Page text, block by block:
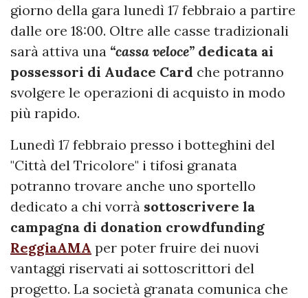
giorno della gara lunedì 17 febbraio a partire
dalle ore 18:00. Oltre alle casse tradizionali
sarà attiva una “cassa veloce” dedicata ai
possessori di Audace Card che potranno
svolgere le operazioni di acquisto in modo
più rapido.
Lunedì 17 febbraio presso i botteghini del
"Città del Tricolore" i tifosi granata
potranno trovare anche uno sportello
dedicato a chi vorrà sottoscrivere la
campagna di donation crowdfunding
ReggiaAMA per poter fruire dei nuovi
vantaggi riservati ai sottoscrittori del
progetto. La società granata comunica che